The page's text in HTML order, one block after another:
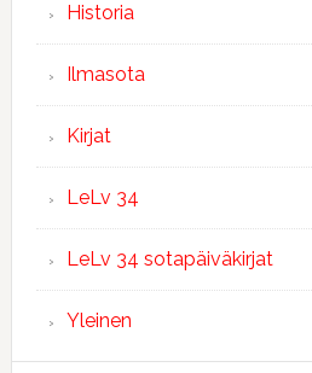
Historia
Ilmasota
Kirjat
LeLv 34
LeLv 34 sotapäiväkirjat
Yleinen